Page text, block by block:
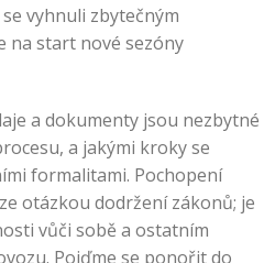
vyhnuli zbytečným
na start nové sezóny
a dokumenty jsou nezbytné
a jakými kroky se
formalitami. Pochopení
otázkou dodržení zákonů; je
vůči sobě a ostatním
Pojďme se ponořit do